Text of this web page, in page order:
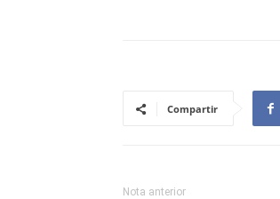
Compartir
Nota anterior